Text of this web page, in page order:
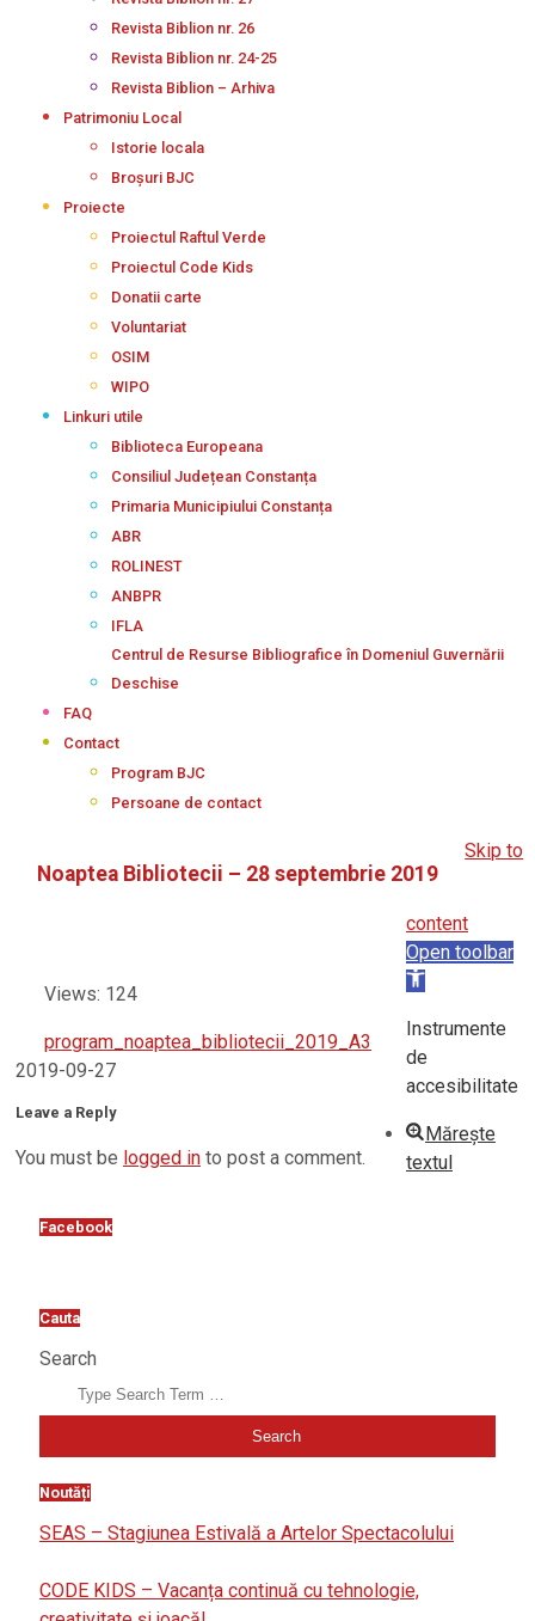
Revista Biblion nr. 26
Revista Biblion nr. 24-25
Revista Biblion – Arhiva
Patrimoniu Local
Istorie locala
Broșuri BJC
Proiecte
Proiectul Raftul Verde
Proiectul Code Kids
Donatii carte
Voluntariat
OSIM
WIPO
Linkuri utile
Biblioteca Europeana
Consiliul Județean Constanța
Primaria Municipiului Constanța
ABR
ROLINEST
ANBPR
IFLA
Centrul de Resurse Bibliografice în Domeniul Guvernării
Deschise
FAQ
Contact
Program BJC
Persoane de contact
Noaptea Bibliotecii – 28 septembrie 2019
Views: 124
program_noaptea_bibliotecii_2019_A3
2019-09-27
Leave a Reply
You must be logged in to post a comment.
Facebook
Cauta
Search
Noutăți
SEAS – Stagiunea Estivală a Artelor Spectacolului
CODE KIDS – Vacanța continuă cu tehnologie,
Skip to
content
Open toolbar
Instrumente
de
accesibilitate
Mărește
textul